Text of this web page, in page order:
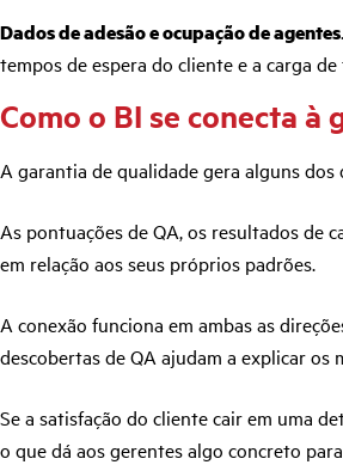
Dados de adesão e ocupação de agentes
tempos de espera do cliente e a carga
Como o BI se conecta
A garantia de qualidade gera alguns
As pontuações de QA, os resultados de
em relação aos seus próprios padrões.
A conexão funciona em ambas as
descobertas de QA ajudam a explicar
Se a satisfação do cliente cair em uma
o que dá aos gerentes algo concreto